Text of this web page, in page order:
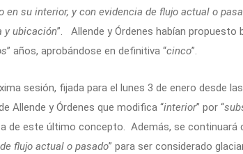
en su interior, y con evidencia de flujo actual o
y ubicación”. Allende y Órdenes habían propuesto
” años, aprobándose en definitiva “cinco”.
sesión, fijada para el lunes 3 de enero desde
Allende y Órdenes que modifica “interior” por “
de este último concepto. Además, se continuará
flujo actual o pasado” para ser considerado